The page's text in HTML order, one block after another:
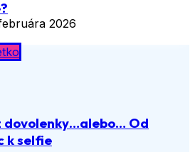
2026
dovolenky…alebo… Od
k selfie